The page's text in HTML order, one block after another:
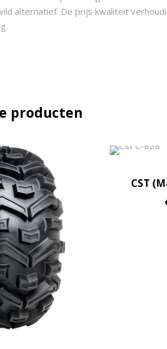
alternatief. De prijs kwaliteit
producten
CST